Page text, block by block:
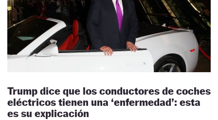
Trump dice que los conductores de coches
eléctricos tienen una ‘enfermedad’: esta
es su explicación